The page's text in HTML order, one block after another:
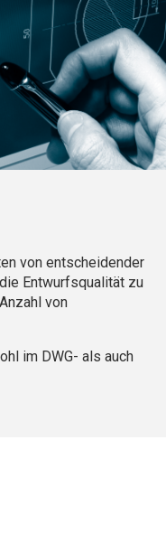
von entscheidender
Entwurfsqualität zu
von
im DWG- als auch